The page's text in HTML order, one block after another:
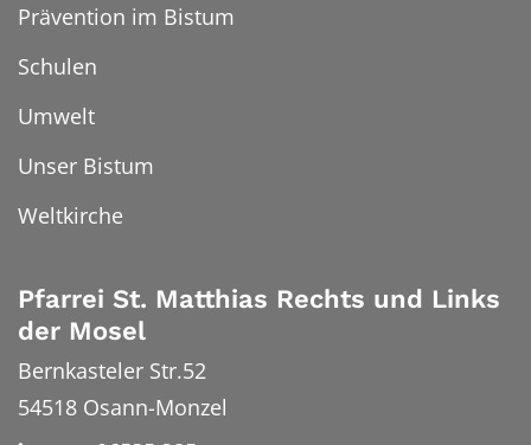
Prävention im Bistum
Schulen
Umwelt
Unser Bistum
Weltkirche
Pfarrei St. Matthias Rechts und Links
der Mosel
Bernkasteler Str.52
54518 Osann-Monzel